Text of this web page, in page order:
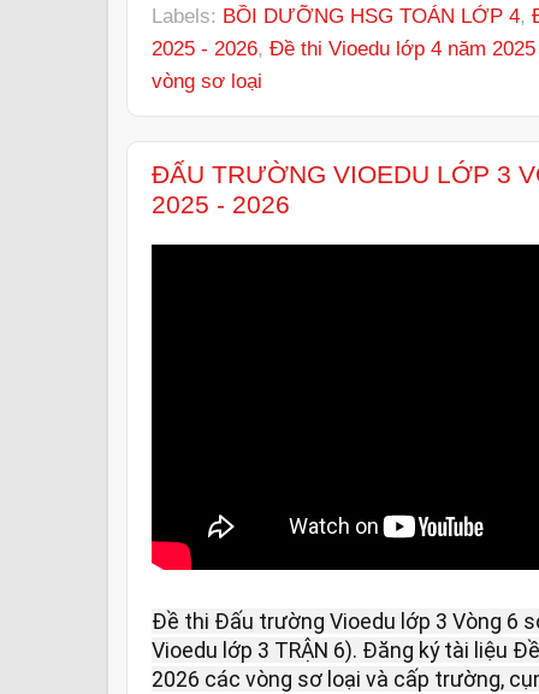
Labels: BỒI DƯỠNG HSG TOÁN LỚP 4,
2025 - 2026, Đề thi Vioedu lớp 4 năm
vòng sơ loại
ĐẤU TRƯỜNG VIOEDU LỚP 3
2025 - 2026
Đề thi Đấu trường Vioedu lớp 3 Vòng 6
Vioedu lớp 3 TRẬN 6). Đăng ký tài liệu
2026 các vòng sơ loại và cấp trường,